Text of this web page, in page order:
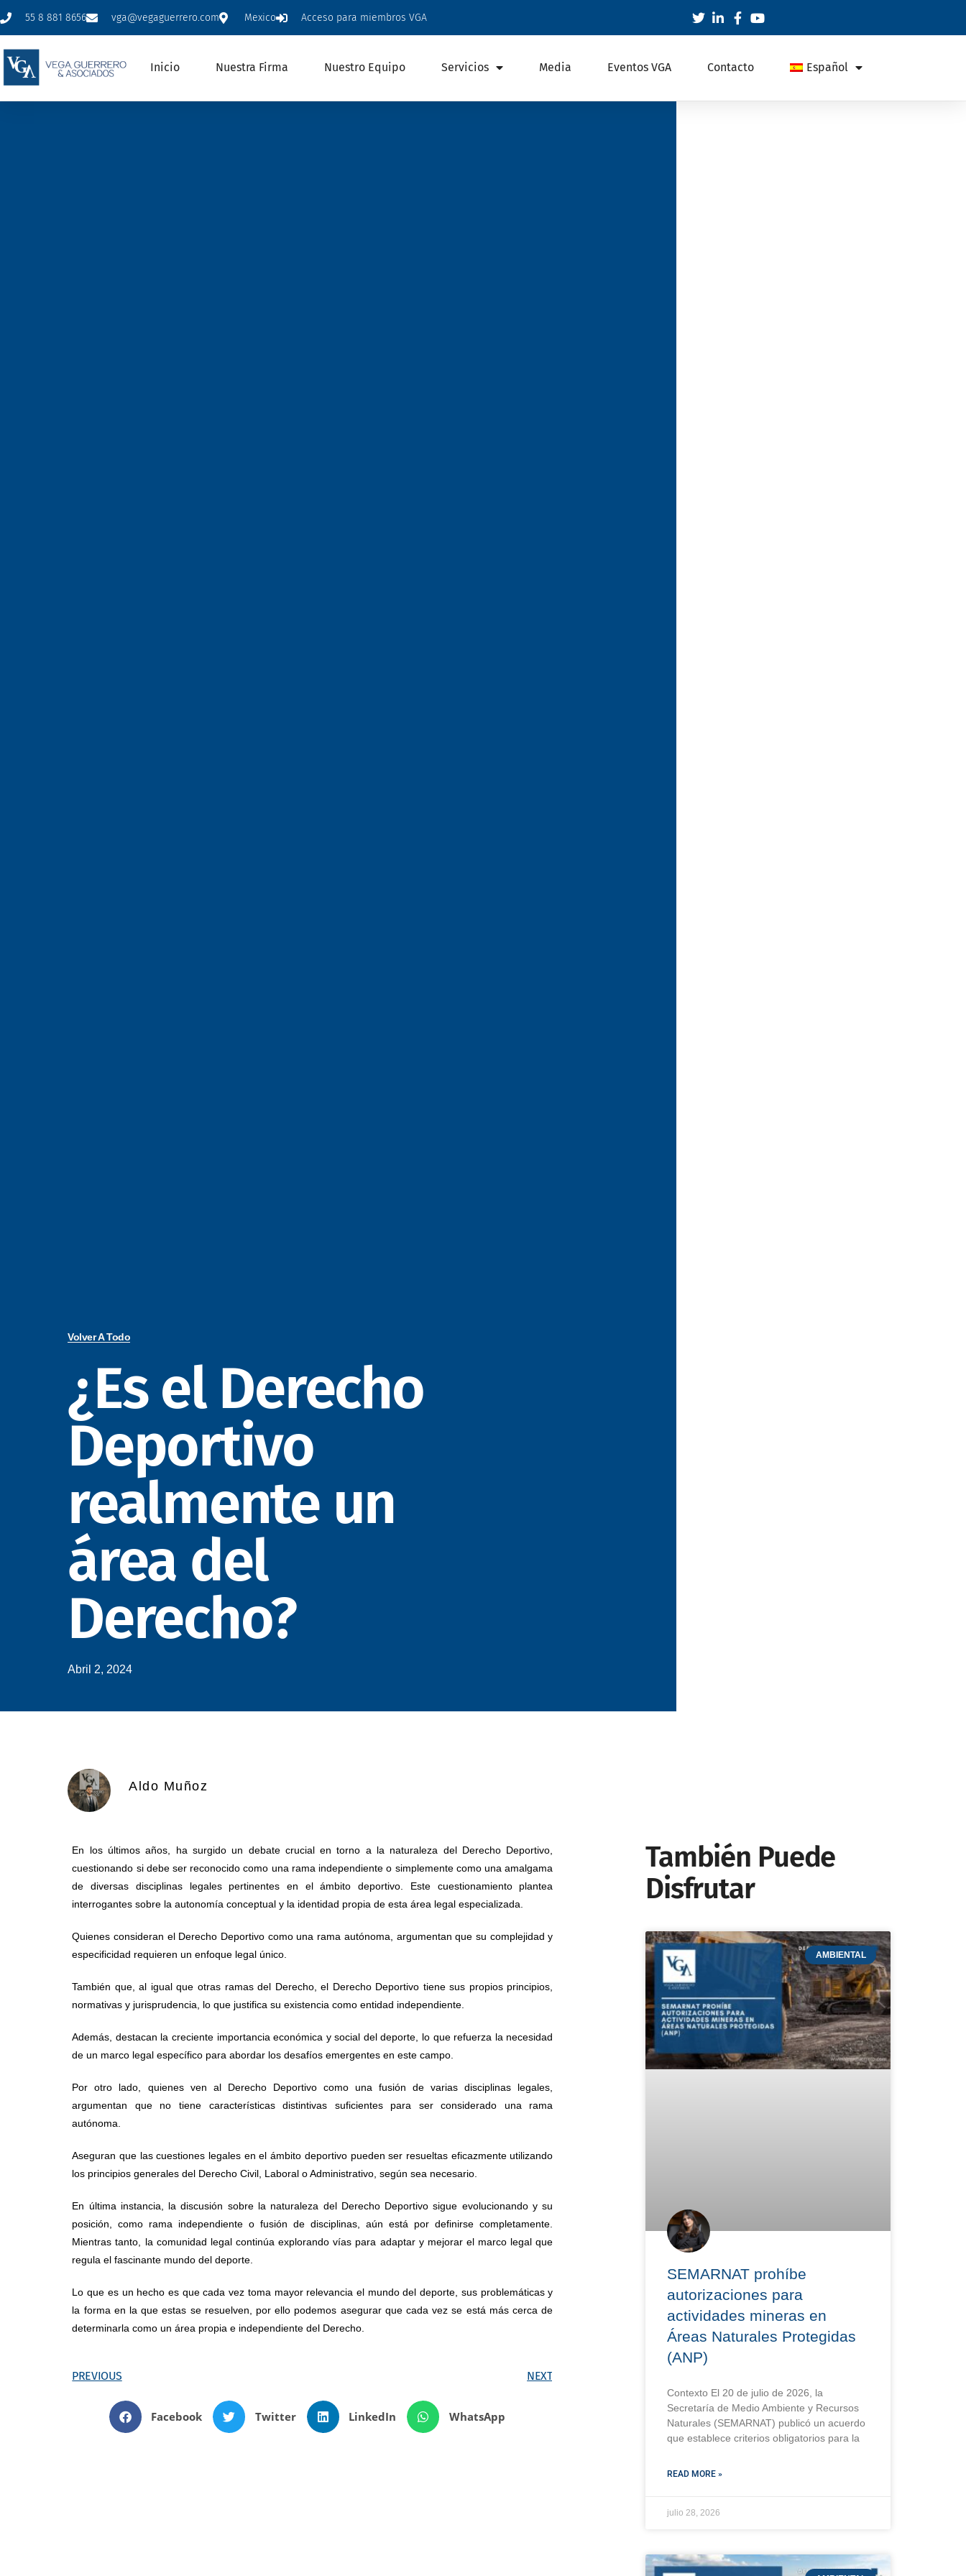
55 8 881 8656 vga@vegaguerrero.com Mexico Acceso para miembros VGA
Inicio Nuestra Firma Nuestro Equipo Servicios Media Eventos VGA Contacto Español
Volver A Todo
¿Es el Derecho
Deportivo
realmente un
área del
Derecho?
Abril 2, 2024
Aldo Muñoz
En los últimos años, ha surgido un debate crucial en torno a la naturaleza del Derecho Deportivo,
cuestionando si debe ser reconocido como una rama independiente o simplemente como una amalgama
de diversas disciplinas legales pertinentes en el ámbito deportivo. Este cuestionamiento plantea
interrogantes sobre la autonomía conceptual y la identidad propia de esta área legal especializada.
Quienes consideran el Derecho Deportivo como una rama autónoma, argumentan que su complejidad y
especificidad requieren un enfoque legal único.
También que, al igual que otras ramas del Derecho, el Derecho Deportivo tiene sus propios principios,
normativas y jurisprudencia, lo que justifica su existencia como entidad independiente.
Además, destacan la creciente importancia económica y social del deporte, lo que refuerza la necesidad
de un marco legal específico para abordar los desafíos emergentes en este campo.
Por otro lado, quienes ven al Derecho Deportivo como una fusión de varias disciplinas legales,
argumentan que no tiene características distintivas suficientes para ser considerado una rama
autónoma.
Aseguran que las cuestiones legales en el ámbito deportivo pueden ser resueltas eficazmente utilizando
los principios generales del Derecho Civil, Laboral o Administrativo, según sea necesario.
En última instancia, la discusión sobre la naturaleza del Derecho Deportivo sigue evolucionando y su
posición, como rama independiente o fusión de disciplinas, aún está por definirse completamente.
Mientras tanto, la comunidad legal continúa explorando vías para adaptar y mejorar el marco legal que
regula el fascinante mundo del deporte.
Lo que es un hecho es que cada vez toma mayor relevancia el mundo del deporte, sus problemáticas y
la forma en la que estas se resuelven, por ello podemos asegurar que cada vez se está más cerca de
determinarla como un área propia e independiente del Derecho.
PREVIOUS NEXT
Facebook Twitter LinkedIn WhatsApp
También Puede
Disfrutar
AMBIENTAL
SEMARNAT prohíbe
autorizaciones para
actividades mineras en
Áreas Naturales Protegidas
(ANP)
Contexto El 20 de julio de 2026, la
Secretaría de Medio Ambiente y Recursos
Naturales (SEMARNAT) publicó un acuerdo
que establece criterios obligatorios para la
READ MORE »
julio 28, 2026